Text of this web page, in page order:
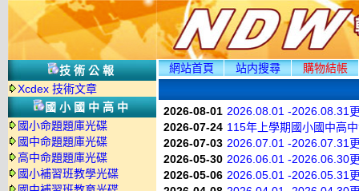
技術公報
Xcdex 技術文章
國小國中高中
國小命題題庫光碟
國中命題題庫光碟
高中命題題庫光碟
國小補習班教學光碟
網站首頁 站内搜尋 購物結帳
2026-08-01 2026.08.01 -2026.08.31
2026-07-24 115年上學期國小國中高
2026-07-03 2026.07.01 -2026.07.31
2026-05-30 2026.06.01 -2026.06.30
2026-05-06 2026.05.01 -2026.05.31